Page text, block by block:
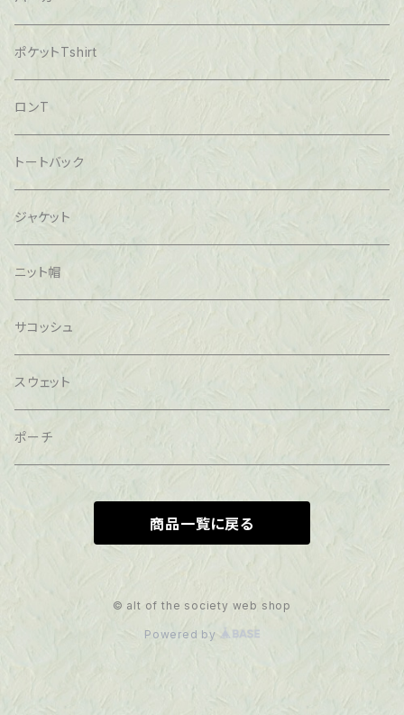
ポケットTshirt
ロンT
トートバック
ジャケット
ニット帽
サコッシュ
スウェット
ポーチ
商品一覧に戻る
© alt of the society web shop
Powered by